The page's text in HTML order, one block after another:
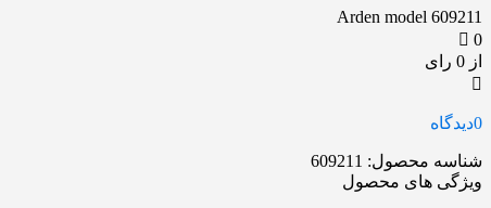
Arden model 609211
0
از 0 رای
0دیدگاه
شناسه محصول: 609211
ویژگی های محصول